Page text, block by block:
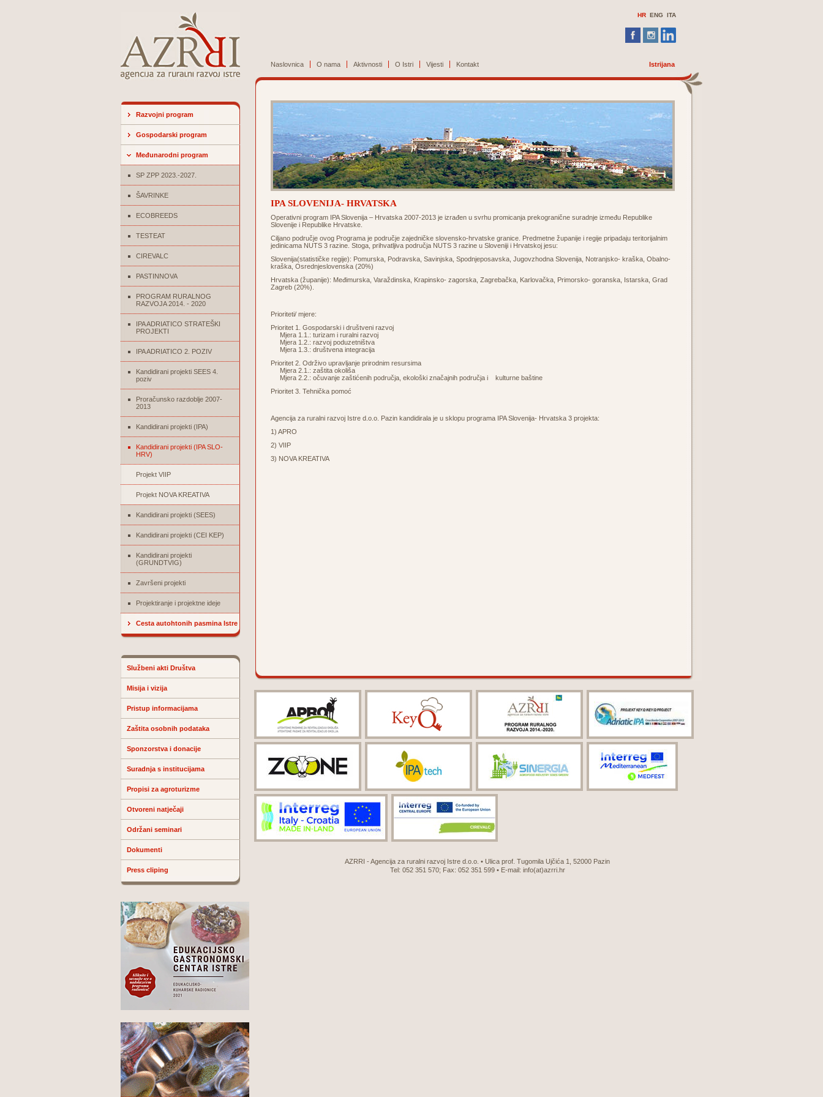
HR ENG ITA
Naslovnica O nama Aktivnosti O Istri Vijesti Kontakt Istrijana
Razvojni program
Gospodarski program
Međunarodni program
SP ZPP 2023.-2027.
ŠAVRINKE
ECOBREEDS
TESTEAT
CIREVALC
PASTINNOVA
PROGRAM RURALNOG
RAZVOJA 2014. - 2020
IPA ADRIATICO STRATEŠKI
PROJEKTI
IPA ADRIATICO 2. POZIV
Kandidirani projekti SEES 4.
poziv
Proračunsko razdoblje 2007-
2013
Kandidirani projekti (IPA)
Kandidirani projekti (IPA SLO-
HRV)
Projekt VIIP
Projekt NOVA KREATIVA
Kandidirani projekti (SEES)
Kandidirani projekti (CEI KEP)
Kandidirani projekti
(GRUNDTVIG)
Završeni projekti
Projektiranje i projektne ideje
Cesta autohtonih pasmina Istre
Službeni akti Društva
Misija i vizija
Pristup informacijama
Zaštita osobnih podataka
Sponzorstva i donacije
Suradnja s institucijama
Propisi za agroturizme
Otvoreni natječaji
Održani seminari
Dokumenti
Press cliping
IPA SLOVENIJA- HRVATSKA
Operativni program IPA Slovenija – Hrvatska 2007-2013 je izrađen u svrhu promicanja prekogranične suradnje između Republike
Slovenije i Republike Hrvatske.
Ciljano područje ovog Programa je područje zajedničke slovensko-hrvatske granice. Predmetne županije i regije pripadaju teritorijalnim
jedinicama NUTS 3 razine. Stoga, prihvatljiva područja NUTS 3 razine u Sloveniji i Hrvatskoj jesu:
Slovenija(statističke regije): Pomurska, Podravska, Savinjska, Spodnjeposavska, Jugovzhodna Slovenija, Notranjsko- kraška, Obalno-
kraška, Osrednjeslovenska (20%)
Hrvatska (županije): Međimurska, Varaždinska, Krapinsko- zagorska, Zagrebačka, Karlovačka, Primorsko- goranska, Istarska, Grad
Zagreb (20%).
Prioriteti/ mjere:
Prioritet 1. Gospodarski i društveni razvoj
Mjera 1.1.: turizam i ruralni razvoj
Mjera 1.2.: razvoj poduzetništva
Mjera 1.3.: društvena integracija
Prioritet 2. Održivo upravljanje prirodnim resursima
Mjera 2.1.: zaštita okoliša
Mjera 2.2.: očuvanje zaštićenih područja, ekološki značajnih područja i kulturne baštine
Prioritet 3. Tehnička pomoć
Agencija za ruralni razvoj Istre d.o.o. Pazin kandidirala je u sklopu programa IPA Slovenija- Hrvatska 3 projekta:
1) APRO
2) VIIP
3) NOVA KREATIVA
AZRRI - Agencija za ruralni razvoj Istre d.o.o. • Ulica prof. Tugomila Ujčića 1, 52000 Pazin
Tel: 052 351 570; Fax: 052 351 599 • E-mail: info(at)azrri.hr